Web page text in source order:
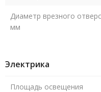
Диаметр врезного
мм
Электрика
Площадь освещения